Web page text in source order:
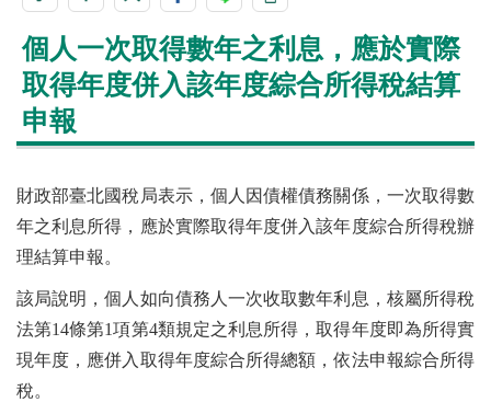
個人一次取得數年之利息，應於實際
取得年度併入該年度綜合所得稅結算
申報
財政部臺北國稅局表示，個人因債權債務關係，一次取得數
年之利息所得，應於實際取得年度併入該年度綜合所得稅辦
理結算申報。
該局說明，個人如向債務人一次收取數年利息，核屬所得稅
法第14條第1項第4類規定之利息所得，取得年度即為所得實
現年度，應併入取得年度綜合所得總額，依法申報綜合所得
稅。